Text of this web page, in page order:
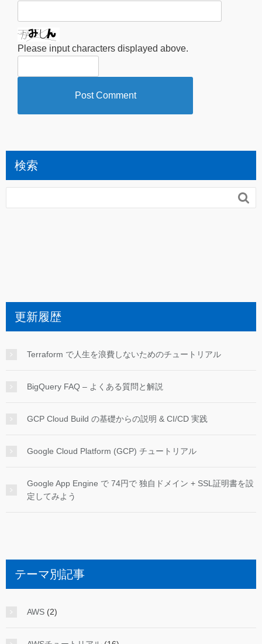
Please input characters displayed above.
検索

更新履歴
Terraform で人生を浪費しないためのチュートリアル
BigQuery FAQ – よくある質問と解説
GCP Cloud Build の基礎からの説明 & CI/CD 実践
Google Cloud Platform (GCP) チュートリアル
Google App Engine で 74円で 独自ドメイン + SSL証明書を設
定してみよう
テーマ別記事
AWS (2)